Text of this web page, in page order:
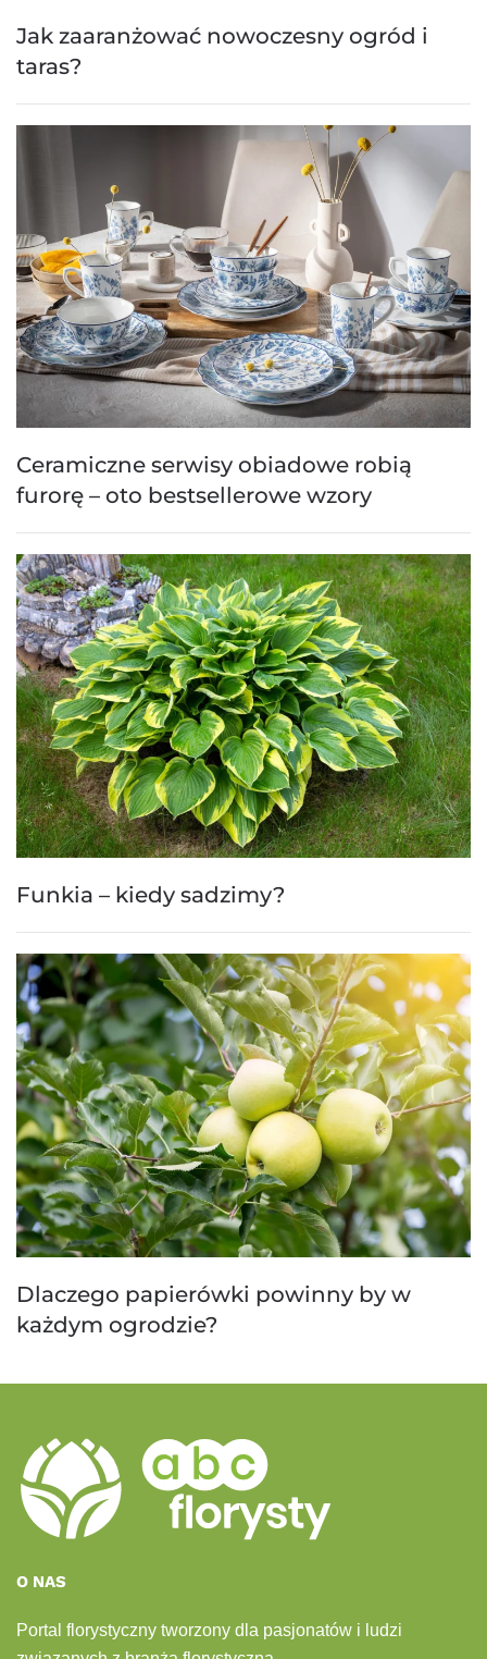
Jak zaaranżować nowoczesny ogród i
taras?
Ceramiczne serwisy obiadowe robią
furorę – oto bestsellerowe wzory
Funkia – kiedy sadzimy?
Dlaczego papierówki powinny by w
każdym ogrodzie?
O NAS
Portal florystyczny tworzony dla pasjonatów i ludzi